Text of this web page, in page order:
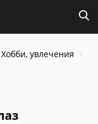
Хобби, увлечения